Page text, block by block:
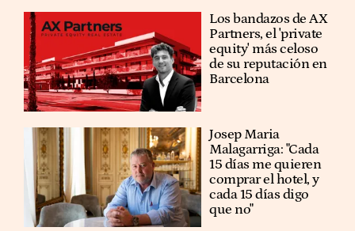
Los bandazos de AX
Partners, el 'private
equity' más celoso
de su reputación en
Barcelona
​​Josep Maria
Malagarriga: "Cada
15 días me quieren
comprar el hotel, y
cada 15 días digo
que no"